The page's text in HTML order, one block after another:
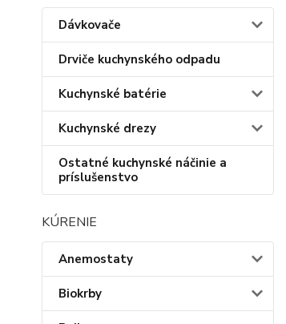
Dávkovače
Drviče kuchynského odpadu
Kuchynské batérie
Kuchynské drezy
Ostatné kuchynské náčinie a
príslušenstvo
KÚRENIE
Anemostaty
Biokrby